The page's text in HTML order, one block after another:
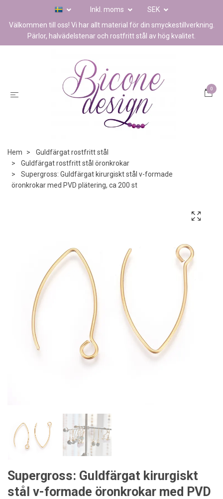
Inkl. moms
SEK
Välkommen till oss! Vi har allt material för din smyckestillverkning.
Pärlor, halvädelstenar och rostfritt stål av hög kvalitet.
0
Hem
Guldfärgat rostfritt stål
Guldfärgat rostfritt stål öronkrokar
Supergross: Guldfärgat kirurgiskt stål v-formade
öronkrokar med PVD plätering, ca 200 st
Supergross: Guldfärgat kirurgiskt
stål v-formade öronkrokar med PVD